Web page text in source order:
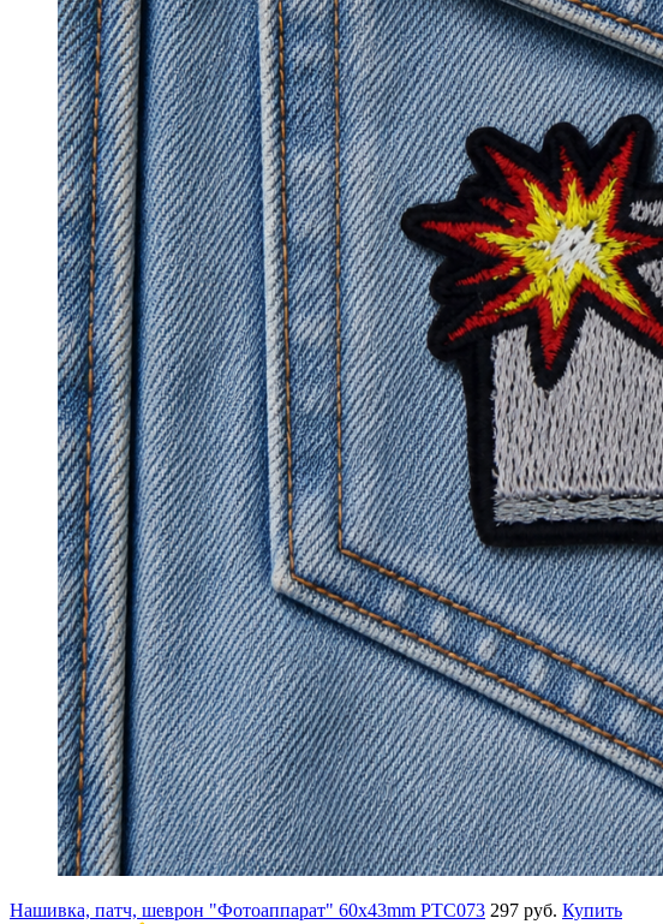
Нашивка, патч, шеврон "Фотоаппарат" 60x43mm PTC073 297 руб. Купить